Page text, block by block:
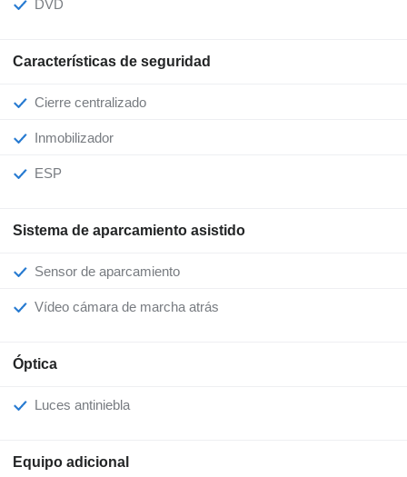
DVD
Características de seguridad
Cierre centralizado
Inmobilizador
ESP
Sistema de aparcamiento asistido
Sensor de aparcamiento
Vídeo cámara de marcha atrás
Óptica
Luces antiniebla
Equipo adicional